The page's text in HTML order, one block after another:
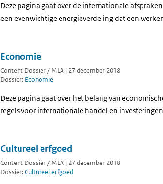
Deze pagina gaat over de internationale
een evenwichtige energieverdeling dat een
Economie
Content Dossier / MLA | 27 december 2018
Dossier: Economie
Deze pagina gaat over het belang van
regels voor internationale handel en
Cultureel erfgoed
Content Dossier / MLA | 27 december 2018
Dossier:Cultureel erfgoed